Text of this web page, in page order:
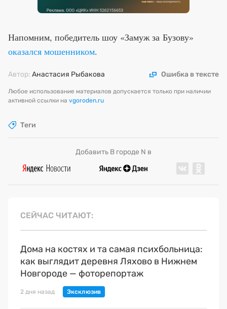
Напомним, победитель шоу «Замуж за Бузову»
оказался мошенником.
Автор: Анастасия Рыбакова Ошибка в тексте
Любое использование материалов допускается только при наличии
активной ссылки на vgoroden.ru
Теги
Добавить В городе N в
СЕЙЧАС ЧИТАЮТ
Дома на костях и та самая психбольница:
как выглядит деревня Ляхово в Нижнем
Новгороде — фоторепортаж
2 дня назад